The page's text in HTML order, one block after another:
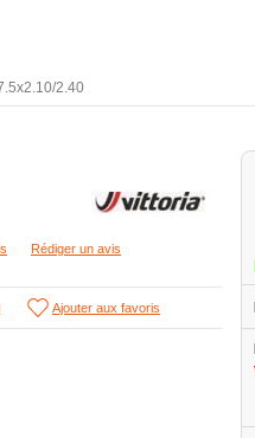
2.40
Rédiger un avis
Ajouter aux favoris